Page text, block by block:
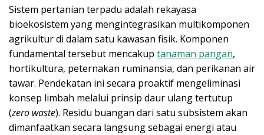
Sistem pertanian terpadu adalah rekayasa
bioekosistem yang mengintegrasikan multikomponen
agrikultur di dalam satu kawasan fisik. Komponen
fundamental tersebut mencakup tanaman pangan,
hortikultura, peternakan ruminansia, dan perikanan air
tawar. Pendekatan ini secara proaktif mengeliminasi
konsep limbah melalui prinsip daur ulang tertutup
(zero waste). Residu buangan dari satu subsistem akan
dimanfaatkan secara langsung sebagai energi atau